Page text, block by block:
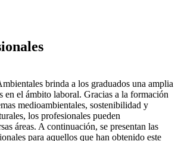
brinda a los graduados una amplia
en el ámbito laboral. Gracias a la formación
medioambientales, sostenibilidad y
los profesionales pueden
áreas. A continuación, se presentan las
para aquellos que han obtenido este